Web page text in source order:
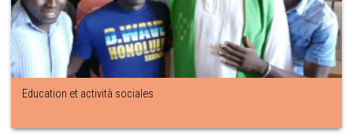
Education et actività sociales